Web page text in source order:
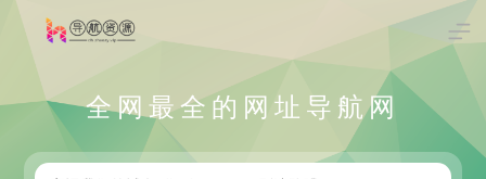
全网最全的网址导航网